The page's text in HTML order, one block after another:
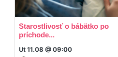
Starostlivosť o bábätko po
príchode...
Ut 11.08 @ 09:00